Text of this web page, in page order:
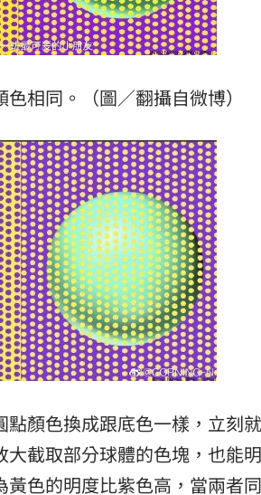
相同。（圖／翻攝自微博）
顏色換成跟底色一樣，立刻
截取部分球體的色塊，也能
色的明度比紫色高，當兩者